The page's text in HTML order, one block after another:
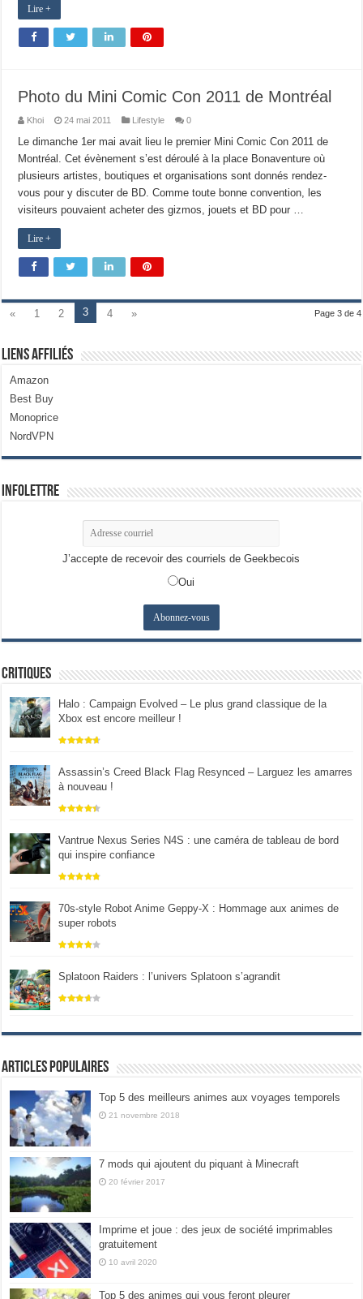
Lire +
Photo du Mini Comic Con 2011 de Montréal
Khoi 24 mai 2011 Lifestyle 0
Le dimanche 1er mai avait lieu le premier Mini Comic Con 2011 de
Montréal. Cet évènement s’est déroulé à la place Bonaventure où
plusieurs artistes, boutiques et organisations sont donnés rendez-
vous pour y discuter de BD. Comme toute bonne convention, les
visiteurs pouvaient acheter des gizmos, jouets et BD pour …
Lire +
Page 3 de 4
« 1 2 3 4 »
Liens Affiliés
Amazon
Best Buy
Monoprice
NordVPN
Infolettre
J’accepte de recevoir des courriels de Geekbecois
Oui
Critiques
Halo : Campaign Evolved – Le plus grand classique de la
Xbox est encore meilleur !
Assassin’s Creed Black Flag Resynced – Larguez les amarres
à nouveau !
Vantrue Nexus Series N4S : une caméra de tableau de bord
qui inspire confiance
70s-style Robot Anime Geppy-X : Hommage aux animes de
super robots
Splatoon Raiders : l’univers Splatoon s’agrandit
Articles populaires
Top 5 des meilleurs animes aux voyages temporels
21 novembre 2018
7 mods qui ajoutent du piquant à Minecraft
20 février 2017
Imprime et joue : des jeux de société imprimables
gratuitement
10 avril 2020
Top 5 des animes qui vous feront pleurer